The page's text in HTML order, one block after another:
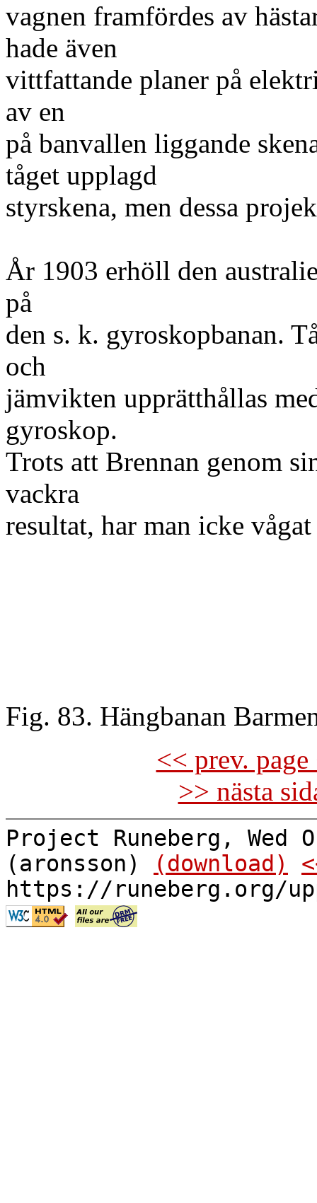
vagnen framfördes av
hade även
vittfattande planer på
av en
på banvallen liggande
tåget upplagd
styrskena, men dessa
År 1903 erhöll den
på
den s. k. gyroskopbanan.
och
jämvikten upprätthållas
gyroskop.
Trots att Brennan genom
vackra
resultat, har man icke
Fig. 83. Hängbanan
<< prev.
>> nästa
Project Runeberg, Wed
(aronsson)
(download)
https://runeberg.org/